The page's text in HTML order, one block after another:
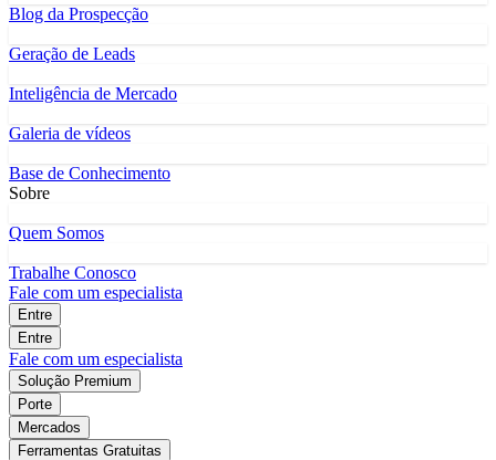
Blog da Prospecção
Geração de Leads
Inteligência de Mercado
Galeria de vídeos
Base de Conhecimento
Sobre
Quem Somos
Trabalhe Conosco
Fale com um especialista
Entre
Entre
Fale com um especialista
Solução Premium
Porte
Mercados
Ferramentas Gratuitas